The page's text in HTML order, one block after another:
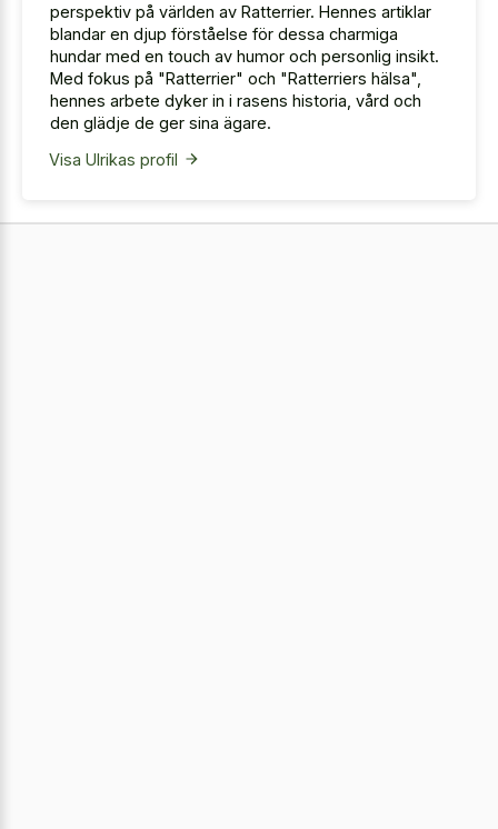
perspektiv på världen av Ratterrier. Hennes artiklar
blandar en djup förståelse för dessa charmiga
hundar med en touch av humor och personlig insikt.
Med fokus på "Ratterrier" och "Ratterriers hälsa",
hennes arbete dyker in i rasens historia, vård och
den glädje de ger sina ägare.
Visa Ulrikas profil